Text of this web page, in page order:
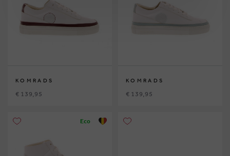
KOMRADS
€ 139,95
KOMRADS
€ 139,95
Eco